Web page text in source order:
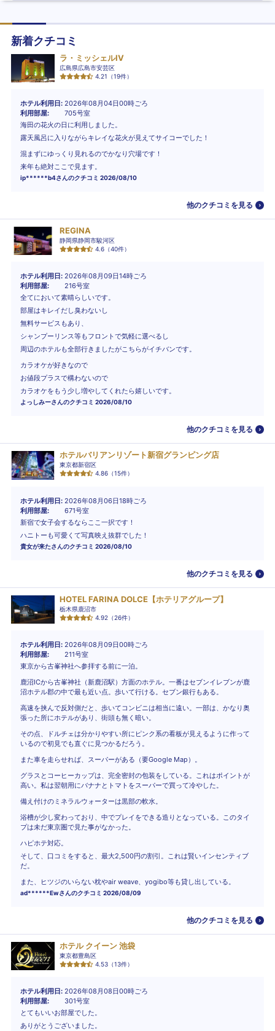
新着クチコミ
ラ・ミッシェルIV
広島県広島市安芸区
4.21 （19件）
ホテル利用日 2026年08月04日00時ごろ
利用部屋
705号室
海田の花火の日に利用しました。
露天風呂に入りながらキレイな花火が見えてサイコーでした！
混まずにゆっくり見れるのでかなり穴場です！
来年も絶対ここで見ます。
ip******b4さんのクチコミ 2026/08/10
他のクチコミを見る
REGINA
静岡県静岡市駿河区
4.6 （40件）
ホテル利用日 2026年08月09日14時ごろ
利用部屋
216号室
全てにおいて素晴らしいです。
部屋はキレイだし臭わないし
無料サービスもあり、
シャンプーリンス等もフロントで気軽に選べるし
周辺のホテルも全部行きましたがこちらがイチバンです。
カラオケが好きなので
お値段プラスで構わないので
カラオケをもう少し増やしてくれたら嬉しいです。
よっしみーさんのクチコミ 2026/08/10
他のクチコミを見る
ホテルバリアンリゾート新宿グランピング店
東京都新宿区
4.86 （15件）
ホテル利用日 2026年08月06日18時ごろ
利用部屋
671号室
新宿で女子会するならここ一択です！
ハニトーも可愛くて写真映え抜群でした！
貴女が来たさんのクチコミ 2026/08/10
他のクチコミを見る
HOTEL FARINA DOLCE【ホテリアグループ】
栃木県鹿沼市
4.92 （26件）
ホテル利用日 2026年08月09日00時ごろ
利用部屋
211号室
東京から古峯神社へ参拝する前に一泊。
鹿沼ICから古峯神社（新鹿沼駅）方面のホテル。一番はセブンイレブンが鹿
沼ホテル郡の中で最も近い点。歩いて行ける。セブン銀行もある。
高速を挟んで反対側だと、歩いてコンビニは相当に遠い。一部は、かなり奥
張った所にホテルがあり、街頭も無く暗い。
その点、ドルチェは分かりやすい所にピンク系の看板が見えるように作って
いるので初見でも直ぐに見つかるだろう。
また車を走らせれば、スーパーがある（要Google Map）。
グラスとコーヒーカップは、完全密封の包装をしている。これはポイントが
高い。私は翌朝用にバナナとトマトをスーパーで買って冷やした。
備え付けのミネラルウォーターは黒部の軟水。
浴槽が少し変わっており、中でプレイをできる造りとなっている。このタイ
プは未だ東京圏で見た事がなかった。
ハピホテ対応。
そして、口コミをすると、最大2,500円の割引。これは賢いインセンティブ
だ。
また、ヒツジのいらない枕やair weave、yogibo等も貸し出している。
ad******Ewさんのクチコミ 2026/08/09
他のクチコミを見る
ホテル クイーン 池袋
東京都豊島区
4.53 （13件）
ホテル利用日 2026年08月08日00時ごろ
利用部屋
301号室
とてもいいお部屋でした。
ありがとうございました。